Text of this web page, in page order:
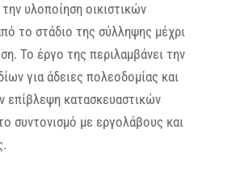
υλοποίηση οικιστικών
το στάδιο της σύλληψης μέχρι
Το έργο της περιλαμβάνει την
για άδειες πολεοδομίας και
επίβλεψη κατασκευαστικών
συντονισμό με εργολάβους και